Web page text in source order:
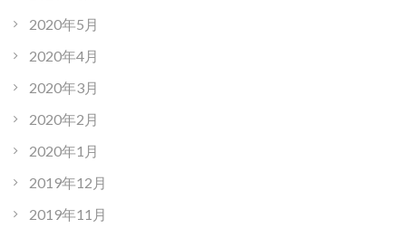
2020年5月
2020年4月
2020年3月
2020年2月
2020年1月
2019年12月
2019年11月